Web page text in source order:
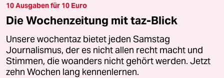
10 Ausgaben für 10 Euro
Die Wochenzeitung mit taz-Blick
Unsere wochentaz bietet jeden Samstag
Journalismus, der es nicht allen recht macht und
Stimmen, die woanders nicht gehört werden. Jetzt
zehn Wochen lang kennenlernen.